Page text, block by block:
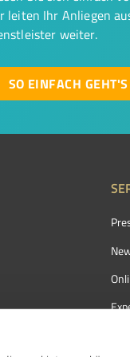
leiten Ihr Anliegen
weiter.
SO EINFACH GEHT'S